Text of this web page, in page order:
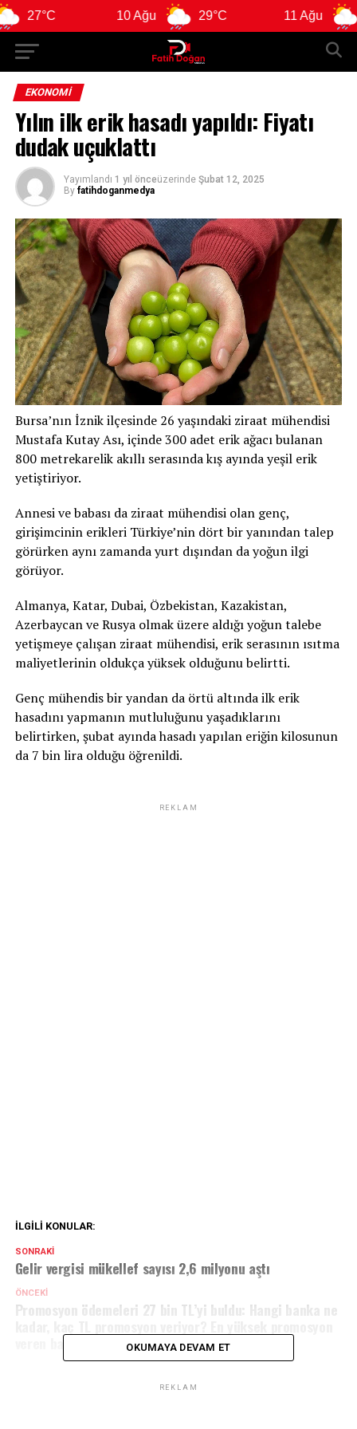
10 Ağu 29°C 11 Ağu 29°C
EKONOMI
Yılın ilk erik hasadı yapıldı: Fiyatı
dudak uçuklattı
Yayımlandı 1 yıl önceüzerinde Şubat 12, 2025
By fatihdoganmedya
Bursa’nın İznik ilçesinde 26 yaşındaki ziraat mühendisi
Mustafa Kutay Ası, içinde 300 adet erik ağacı bulanan
800 metrekarelik akıllı serasında kış ayında yeşil erik
yetiştiriyor.
Annesi ve babası da ziraat mühendisi olan genç,
girişimcinin erikleri Türkiye’nin dört bir yanından talep
görürken aynı zamanda yurt dışından da yoğun ilgi
görüyor.
Almanya, Katar, Dubai, Özbekistan, Kazakistan,
Azerbaycan ve Rusya olmak üzere aldığı yoğun talebe
yetişmeye çalışan ziraat mühendisi, erik serasının ısıtma
maliyetlerinin oldukça yüksek olduğunu belirtti.
Genç mühendis bir yandan da örtü altında ilk erik
hasadını yapmanın mutluluğunu yaşadıklarını
belirtirken, şubat ayında hasadı yapılan eriğin kilosunun
da 7 bin lira olduğu öğrenildi.
REKLAM
İLGILI KONULAR:
SONRAKI
Gelir vergisi mükellef sayısı 2,6 milyonu aştı
ÖNCEKI
Promosyon ödemeleri 27 bin TL’yi buldu: Hangi banka ne
veren bankalar
OKUMAYA DEVAM ET
REKLAM